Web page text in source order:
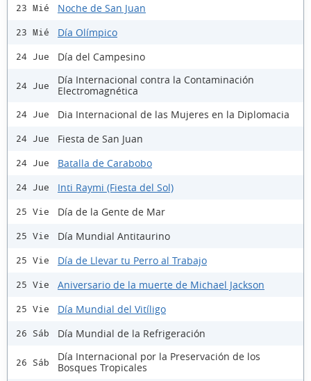
23 Mié Noche de San Juan
23 Mié Día Olímpico
24 Jue Día del Campesino
24 Jue
Día Internacional contra la Contaminación
Electromagnética
24 Jue Dia Internacional de las Mujeres en la Diplomacia
24 Jue Fiesta de San Juan
24 Jue Batalla de Carabobo
24 Jue Inti Raymi (Fiesta del Sol)
25 Vie Día de la Gente de Mar
25 Vie Día Mundial Antitaurino
25 Vie Día de Llevar tu Perro al Trabajo
25 Vie Aniversario de la muerte de Michael Jackson
25 Vie Día Mundial del Vitíligo
26 Sáb Día Mundial de la Refrigeración
26 Sáb
Día Internacional por la Preservación de los
Bosques Tropicales